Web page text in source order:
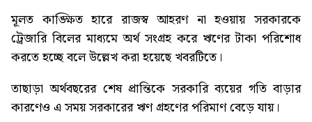
মূলত কাঙ্ক্ষিত হারে রাজস্ব আহরণ না হওয়ায় সরকারকে
ট্রেজারি বিলের মাধ্যমে অর্থ সংগ্রহ করে ঋণের টাকা পরিশোধ
করতে হচ্ছে বলে উল্লেখ করা হয়েছে খবরটিতে।
তাছাড়া অর্থবছরের শেষ প্রান্তিকে সরকারি ব্যয়ের গতি বাড়ার
কারণেও এ সময় সরকারের ঋণ গ্রহণের পরিমাণ বেড়ে যায়।